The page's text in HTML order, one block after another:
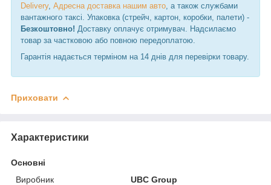
Delivery, Адресна доставка нашим авто , а також службами
вантажного таксі. Упаковка (стрейч, картон, коробки, палети) -
Безкоштовно! Доставку оплачує отримувач. Надсилаємо
товар за частковою або повною передоплатою.
Гарантія надається терміном на 14 днів для перевірки товару.
Приховати
Характеристики
Основні
Виробник
UBC Group